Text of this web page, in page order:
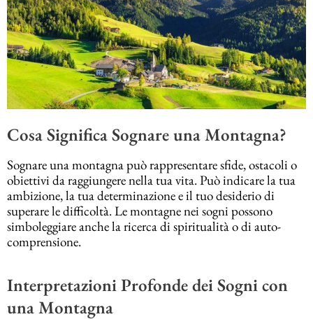
Cosa Significa Sognare una Montagna?
Sognare una montagna può rappresentare sfide, ostacoli o
obiettivi da raggiungere nella tua vita. Può indicare la tua
ambizione, la tua determinazione e il tuo desiderio di
superare le difficoltà. Le montagne nei sogni possono
simboleggiare anche la ricerca di spiritualità o di auto-
comprensione.
Interpretazioni Profonde dei Sogni con
una Montagna